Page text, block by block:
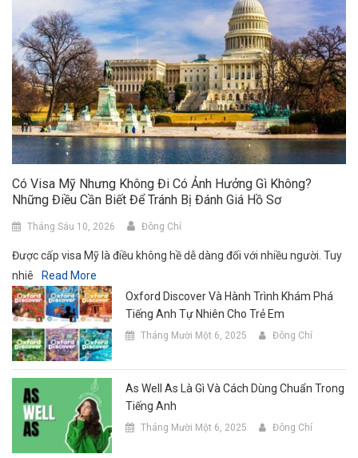
Có Visa Mỹ Nhưng Không Đi Có Ảnh Hưởng Gì Không?
Những Điều Cần Biết Để Tránh Bị Đánh Giá Hồ Sơ
Tháng Sáu 10, 2026 Đông Chí
Được cấp visa Mỹ là điều không hề dễ dàng đối với nhiều người. Tuy
nhiê
Read More
Oxford Discover Và Hành Trình Khám Phá
Tiếng Anh Tự Nhiên Cho Trẻ Em
Tháng Mười Một 6, 2025 Đông Chí
As Well As Là Gì Và Cách Dùng Chuẩn Trong
Tiếng Anh
Tháng Mười Một 6, 2025 Đông Chí